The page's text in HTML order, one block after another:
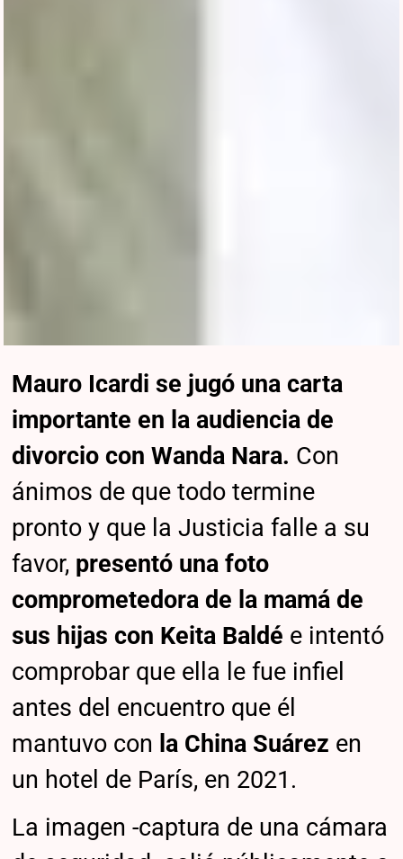
Mauro Icardi se jugó una carta
importante en la audiencia de
divorcio con Wanda Nara. Con
ánimos de que todo termine
pronto y que la Justicia falle a su
favor, presentó una foto
comprometedora de la mamá de
sus hijas con Keita Baldé e intentó
comprobar que ella le fue infiel
antes del encuentro que él
mantuvo con la China Suárez en
un hotel de París, en 2021.
La imagen -captura de una cámara